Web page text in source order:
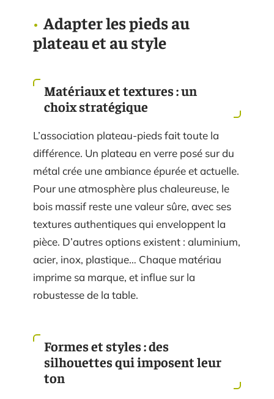
Adapter les pieds au
plateau et au style
Matériaux et textures : un
choix stratégique
L’association plateau-pieds fait toute la
différence. Un plateau en verre posé sur du
métal crée une ambiance épurée et actuelle.
Pour une atmosphère plus chaleureuse, le
bois massif reste une valeur sûre, avec ses
textures authentiques qui enveloppent la
pièce. D’autres options existent : aluminium,
acier, inox, plastique… Chaque matériau
imprime sa marque, et influe sur la
robustesse de la table.
Formes et styles : des
silhouettes qui imposent leur
ton